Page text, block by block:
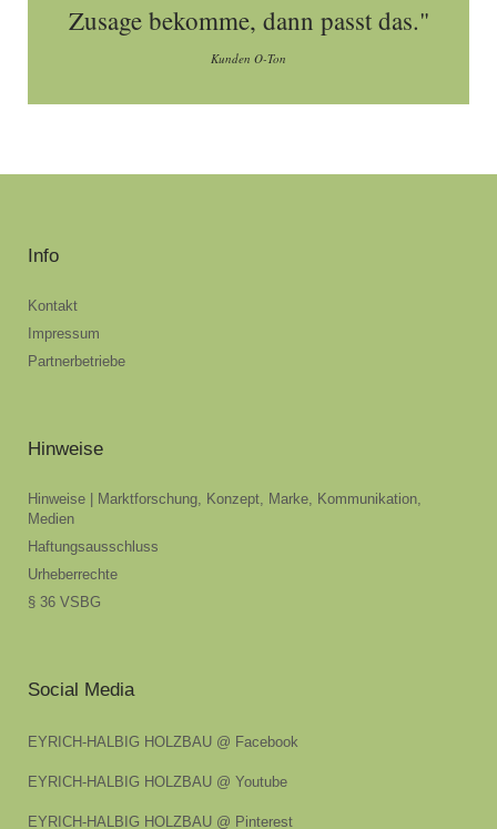
Zusage bekomme, dann passt das."
Kunden O-Ton
Info
Kontakt
Impressum
Partnerbetriebe
Hinweise
Hinweise | Marktforschung, Konzept, Marke, Kommunikation,
Medien
Haftungsausschluss
Urheberrechte
§ 36 VSBG
Social Media
EYRICH-HALBIG HOLZBAU @ Facebook
EYRICH-HALBIG HOLZBAU @ Youtube
EYRICH-HALBIG HOLZBAU @ Pinterest